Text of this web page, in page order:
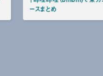
ースまとめ